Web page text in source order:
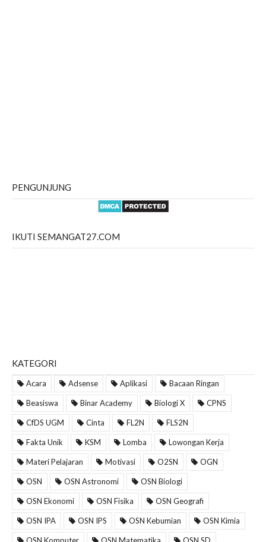
PENGUNJUNG
IKUTI SEMANGAT27.COM
KATEGORI
Acara Adsense Aplikasi Bacaan Ringan
Beasiswa Binar Academy Biologi X CPNS
CfDS UGM Cinta FL2N FLS2N
Fakta Unik KSM Lomba Lowongan Kerja
Materi Pelajaran Motivasi O2SN OGN
OSN OSN Astronomi OSN Biologi
OSN Ekonomi OSN Fisika OSN Geografi
OSN IPA OSN IPS OSN Kebumian OSN Kimia